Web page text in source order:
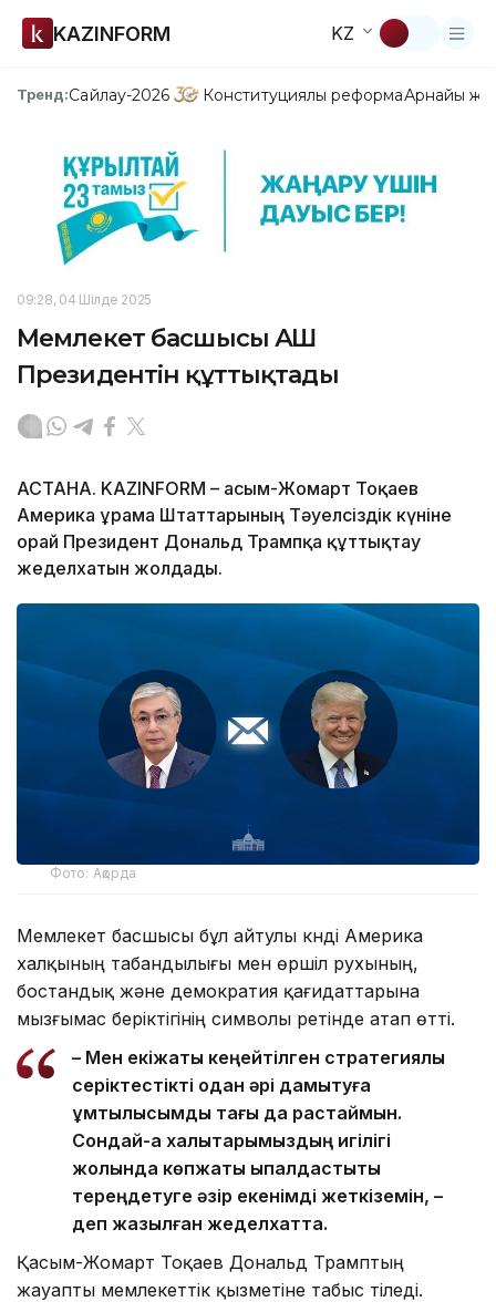
KAZINFORM KZ
Тренд:Сайлау-2026 Конституциялық реформаАрнайы
09:28, 04 Шілде 2025
Мемлекет басшысы АҚШ
Президентін құттықтады
АСТАНА. KAZINFORM – Қасым-Жомарт Тоқаев
Америка Құрама Штаттарының Тәуелсіздік күніне
орай Президент Дональд Трампқа құттықтау
жеделхатын жолдады.
Фото: Ақорда
Мемлекет басшысы бұл айтулы күнді Америка
халқының табандылығы мен өршіл рухының,
бостандық және демократия қағидаттарына
мызғымас беріктігінің символы ретінде атап өтті.
– Мен екіжақты кеңейтілген стратегиялық
серіктестікті одан әрі дамытуға
ұмтылысымды тағы да растаймын.
Сондай-ақ халықтарымыздың игілігі
жолында көпжақты ықпалдастықты
тереңдетуге әзір екенімді жеткіземін, –
деп жазылған жеделхатта.
Қасым-Жомарт Тоқаев Дональд Трамптың
жауапты мемлекеттік қызметіне табыс тіледі.